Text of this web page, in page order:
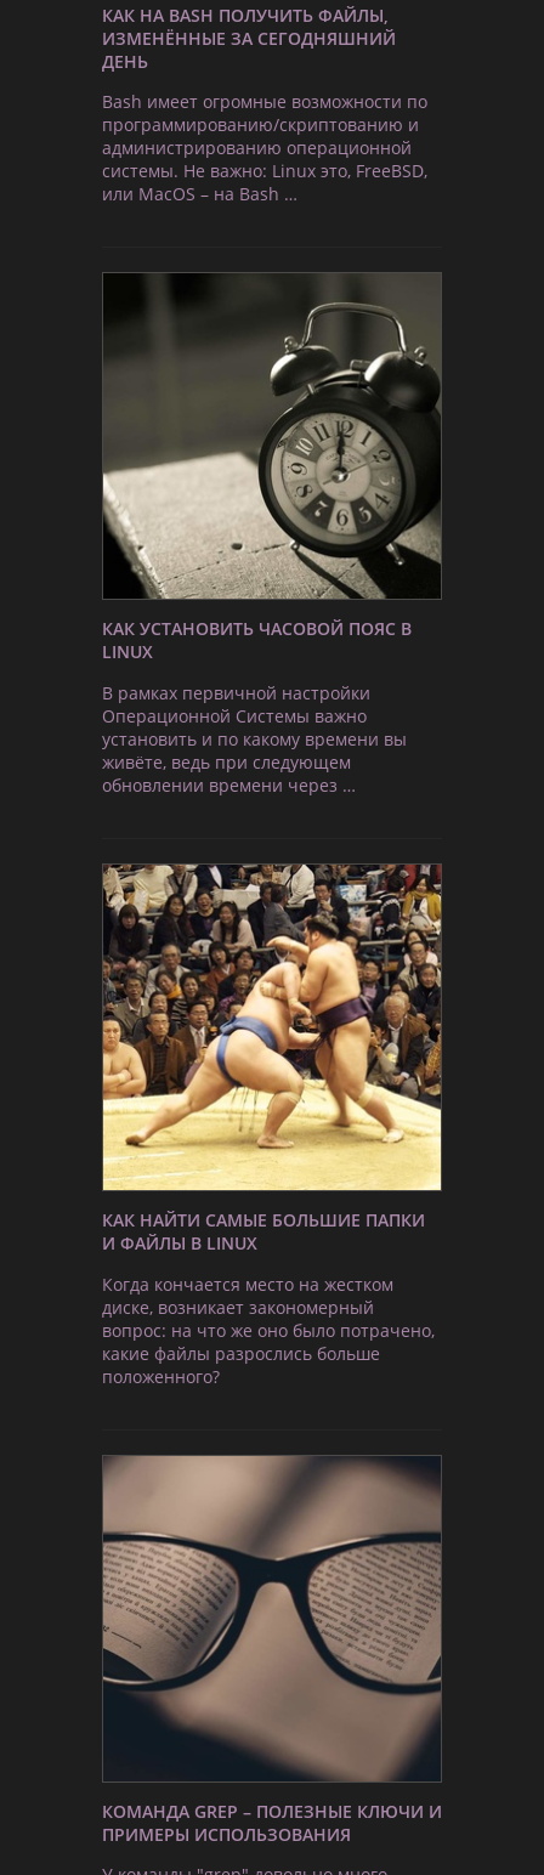
КАК НА BASH ПОЛУЧИТЬ ФАЙЛЫ,
ИЗМЕНЁННЫЕ ЗА СЕГОДНЯШНИЙ
ДЕНЬ
Bash имеет огромные возможности по
программированию/скриптованию и
администрированию операционной
системы. Не важно: Linux это, FreeBSD,
или MacOS – на Bash …
КАК УСТАНОВИТЬ ЧАСОВОЙ ПОЯС В
LINUX
В рамках первичной настройки
Операционной Системы важно
установить и по какому времени вы
живёте, ведь при следующем
обновлении времени через …
КАК НАЙТИ САМЫЕ БОЛЬШИЕ ПАПКИ
И ФАЙЛЫ В LINUX
Когда кончается место на жестком
диске, возникает закономерный
вопрос: на что же оно было потрачено,
какие файлы разрослись больше
положенного?
КОМАНДА GREP – ПОЛЕЗНЫЕ КЛЮЧИ И
ПРИМЕРЫ ИСПОЛЬЗОВАНИЯ